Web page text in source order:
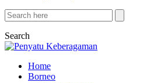
Search
Home
Borneo